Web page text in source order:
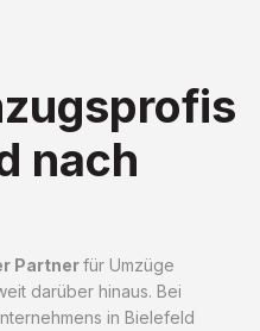
nach
Partnerfür Umzüge
darüber hinaus. Bei
in Bielefeld